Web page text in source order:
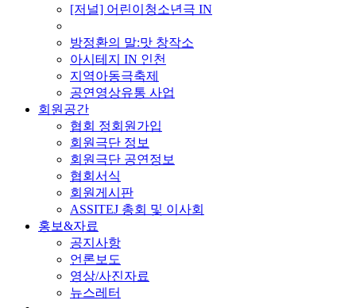
[저널] 어린이청소년극 IN
방정환의 말:맛 창작소
아시테지 IN 인천
지역아동극축제
공연영상유통 사업
회원공간
협회 정회원가입
회원극단 정보
회원극단 공연정보
협회서식
회원게시판
ASSITEJ 총회 및 이사회
홍보&자료
공지사항
언론보도
영상/사진자료
뉴스레터